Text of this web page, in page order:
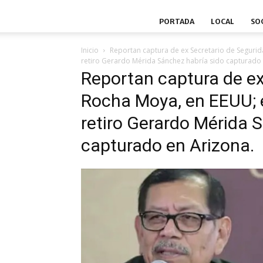
PORTADA LOCAL
Inicio Reportan captura de ex Secretario de
retiro Gerardo Mérida Sánchez habría sido capturado
Reportan captura de
Rocha Moya, en
retiro Gerardo Mérida
capturado en Arizona.